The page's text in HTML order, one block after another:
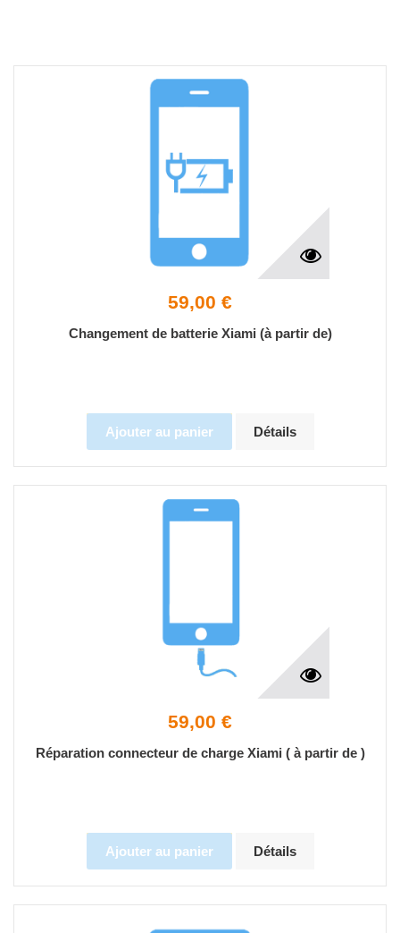
59,00 €
Changement de batterie Xiami (à partir de)
Ajouter au panier Détails
59,00 €
Réparation connecteur de charge Xiami ( à partir de )
Ajouter au panier Détails